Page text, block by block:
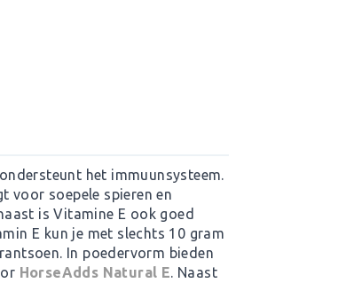
het immuunsysteem.
voor soepele spieren en
is Vitamine E ook goed
E kun je met slechts 10 gram
In poedervorm bieden
HorseAdds Natural E. Naast